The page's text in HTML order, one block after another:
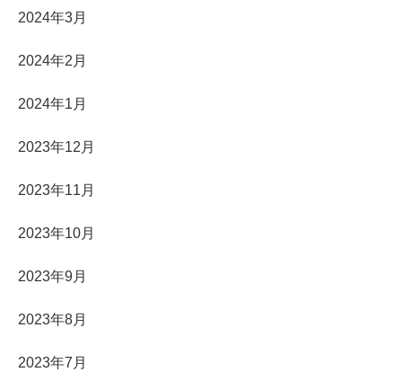
2024年3月
2024年2月
2024年1月
2023年12月
2023年11月
2023年10月
2023年9月
2023年8月
2023年7月